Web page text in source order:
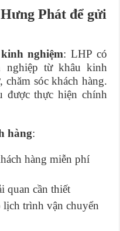
Phát để gửi
nghiệm: LHP có
nghiệp từ khâu kinh
sóc khách hàng.
được thực hiện chính
hàng:
hàng miễn phí
quan cần thiết
lịch trình vận chuyển